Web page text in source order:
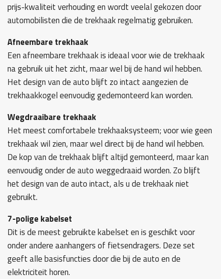
prijs-kwaliteit verhouding en wordt veelal gekozen door
automobilisten die de trekhaak regelmatig gebruiken.
Afneembare trekhaak
Een afneembare trekhaak is ideaal voor wie de trekhaak
na gebruik uit het zicht, maar wel bij de hand wil hebben.
Het design van de auto blijft zo intact aangezien de
trekhaakkogel eenvoudig gedemonteerd kan worden.
Wegdraaibare trekhaak
Het meest comfortabele trekhaaksysteem; voor wie geen
trekhaak wil zien, maar wel direct bij de hand wil hebben.
De kop van de trekhaak blijft altijd gemonteerd, maar kan
eenvoudig onder de auto weggedraaid worden. Zo blijft
het design van de auto intact, als u de trekhaak niet
gebruikt.
7-polige kabelset
Dit is de meest gebruikte kabelset en is geschikt voor
onder andere aanhangers of fietsendragers. Deze set
geeft alle basisfuncties door die bij de auto en de
elektriciteit horen.